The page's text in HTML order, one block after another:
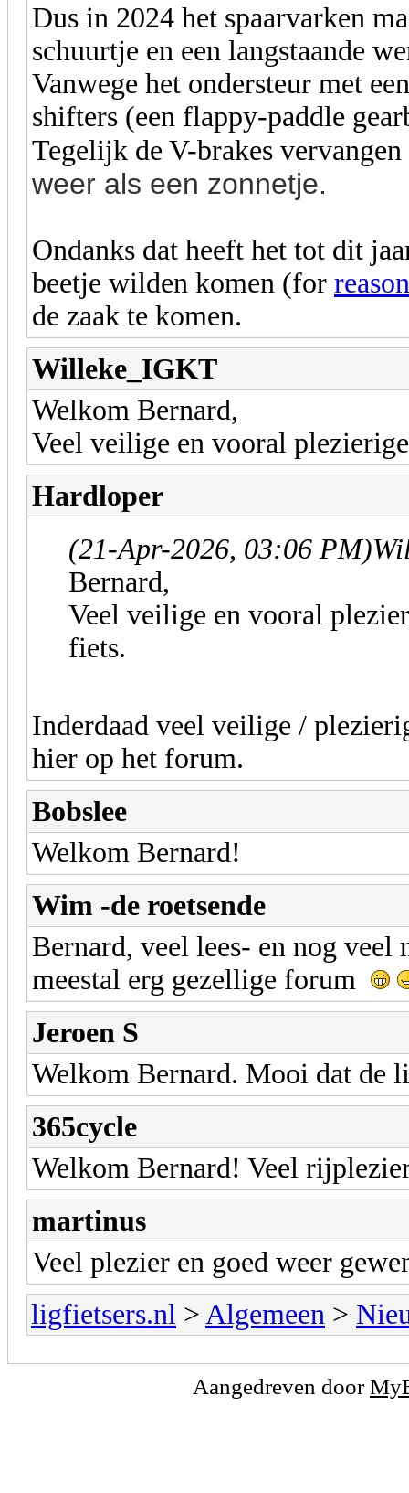
Dus in 2024 het spaarvarken
schuurtje en een langstaande
Vanwege het ondersteur met
shifters (een flappy-paddle
Tegelijk de V-brakes
weer als een zonnetje.
Ondanks dat heeft het tot dit
beetje wilden komen (for
de zaak te komen.
Willeke_IGKT
Welkom Bernard,
Veel veilige en vooral
Hardloper
(21-Apr-2026, 03:06 PM)
Bernard,
Veel veilige en vooral
fiets.
Inderdaad veel veilige /
hier op het forum.
Bobslee
Welkom Bernard!
Wim -de roetsende
Bernard, veel lees- en nog
meestal erg gezellige forum
Jeroen S
Welkom Bernard. Mooi dat de
365cycle
Welkom Bernard! Veel
martinus
Veel plezier en goed weer
ligfietsers.nl > Algemeen >
Aangedreven door